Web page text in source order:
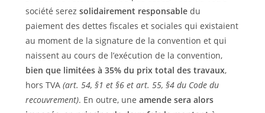
société serez solidairement responsabledu
paiement des dettes fiscales et sociales qui existaient
au moment de la signature de la convention et qui
naissent au cours de l’exécution de la convention,
bien que limitées à 35% du prix total des travaux,
hors TVA (art. 54, §1 et §6 et art. 55, §4 du Code du
recouvrement). En outre, une amende sera alors